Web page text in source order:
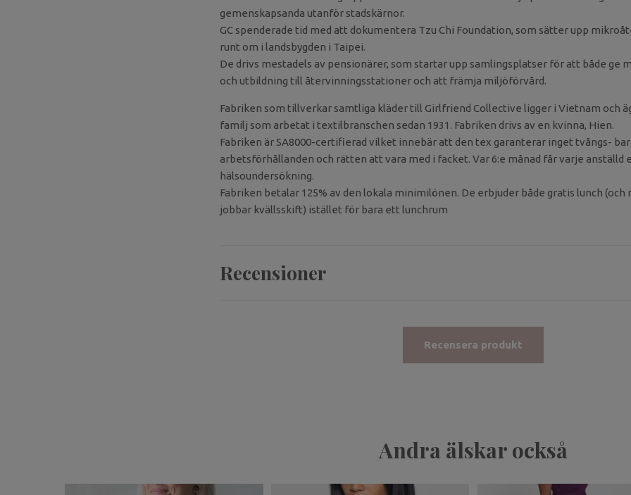
gemenskapsanda utanför stadskärnor.
GC spenderade tid med att dokumentera Tzu Chi Foundation, som sätter upp
runt om i landsbygden i Taipei.
De drivs mestadels av pensionärer, som startar upp samlingsplatser för att både ge
och utbildning till återvinningsstationer och att främja miljöförvård.
Fabriken som tillverkar samtliga kläder till Girlfriend Collective ligger i Vietnam och
familj som arbetat i textilbranschen sedan 1931. Fabriken drivs av en kvinna, Hien.
Fabriken är SA8000-certifierad vilket innebär att den tex garanterar inget tvångs-
arbetsförhållanden och rätten att vara med i facket. Var 6:e månad får varje anställd
hälsoundersökning.
Fabriken betalar 125% av den lokala minimilönen. De erbjuder både gratis lunch (och
jobbar kvällsskift) istället för bara ett lunchrum
Recensioner
Recensera produkt
Andra älskar också